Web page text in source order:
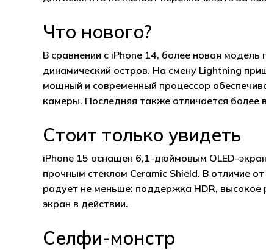
Что нового?
В сравнении с iPhone 14, более новая
динамический остров. На смену Lightning
мощный и современный процессор
камеры. Последняя также отличается
Стоит только увидеть
iPhone 15 оснащен 6,1-дюймовым OLED-
прочным стеклом Ceramic Shield. В отличие
радует не меньше: поддержка HDR, высокое
экран в действии.
Селфи-монстр